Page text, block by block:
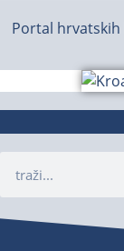
Portal hrvatskih